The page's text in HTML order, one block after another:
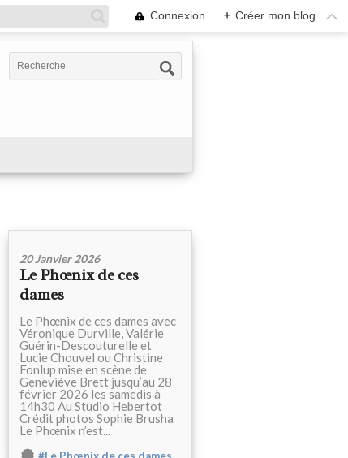
Connexion + Créer mon blog
20 Janvier 2026
Le Phœnix de ces
dames
Le Phœnix de ces dames avec
Véronique Durville, Valérie
Guérin-Descouturelle et
Lucie Chouvel ou Christine
Fonlup mise en scène de
Geneviève Brett jusqu’au 28
février 2026 les samedis à
14h30 Au Studio Hebertot
Crédit photos Sophie Brusha
Le Phœnix n’est...
,